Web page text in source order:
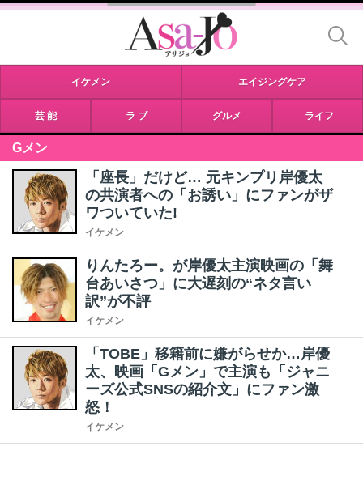
イケメン エイジングケア
芸 能 ラ ブ グルメ ライフ
Gメン
「座長」だけど… 元キンプリ岸優太
の共演者への「お誘い」にファンがザ
ワついていた!
イケメン
りんたろー。が岸優太主演映画の「舞
台あいさつ」に大遅刻の“ネタ言い
訳”が不評
イケメン
「TOBE」移籍前に嫌がらせか…岸優
太、映画「Gメン」で主演も「ジャニ
ーズ公式SNSの紹介文」にファン激
怒！
イケメン